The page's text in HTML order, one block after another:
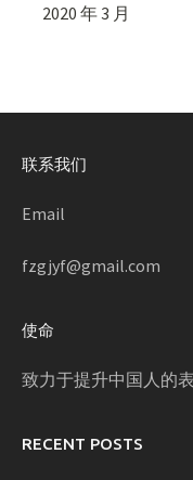
2020 年 3 月
联系我们
Email
fzgjyf@gmail.com
使命
致力于提升中国人的
RECENT POSTS